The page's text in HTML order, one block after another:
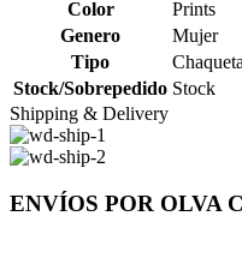
Color
Prints
Genero
Mujer
Tipo
Stock/Sobrepedido Stock
Shipping & Delivery
ENVÍOS POR OLVA